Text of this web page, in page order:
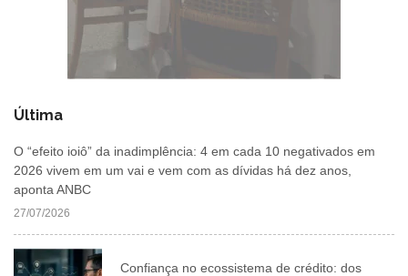
Última
O “efeito ioiô” da inadimplência: 4 em cada 10 negativados em
2026 vivem em um vai e vem com as dívidas há dez anos,
aponta ANBC
27/07/2026
Confiança no ecossistema de crédito: dos